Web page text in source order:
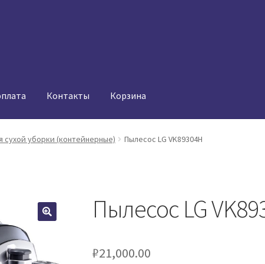
Контакты Корзина
сухой уборки (контейнерные) Пылесос LG VK89304H
Пылесос LG
₽21,000.00